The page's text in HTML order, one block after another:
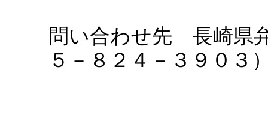
問い合わせ先 長崎県
５－８２４－３９０３